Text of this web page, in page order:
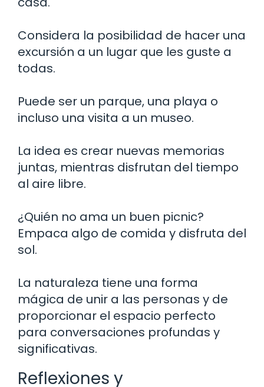
Considera la posibilidad de hacer una
excursión a un lugar que les guste a
todas.
Puede ser un parque, una playa o
incluso una visita a un museo.
La idea es crear nuevas memorias
juntas, mientras disfrutan del tiempo
al aire libre.
¿Quién no ama un buen picnic?
Empaca algo de comida y disfruta del
sol.
La naturaleza tiene una forma
mágica de unir a las personas y de
proporcionar el espacio perfecto
para conversaciones profundas y
significativas.
Reflexiones y